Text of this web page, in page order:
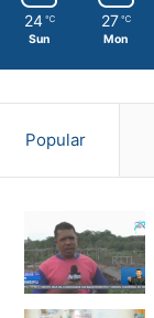
24 ℃
Sun
27 ℃
Mon
Popular